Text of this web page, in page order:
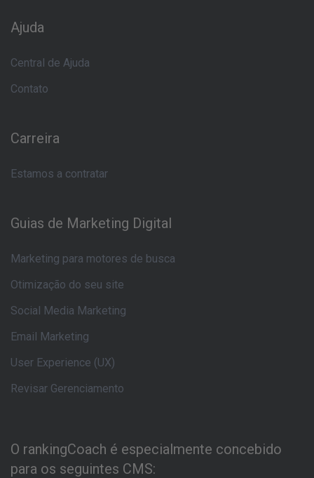
Ajuda
Central de Ajuda
Contato
Carreira
Estamos a contratar
Guias de Marketing Digital
Marketing para motores de busca
Otimização do seu site
Social Media Marketing
Email Marketing
User Experience (UX)
Revisar Gerenciamento
O rankingCoach é especialmente concebido
para os seguintes CMS: